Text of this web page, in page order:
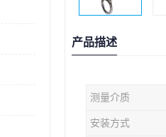
产品描述
测量介质
安装方式